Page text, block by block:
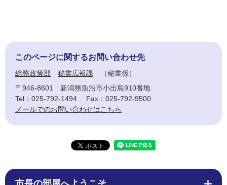
このページに関するお問い合わせ先
総務政策部 秘書広報課
秘書係
〒946-8601
新潟県魚沼市小出島910番地
Tel：025-792-1494
Fax：025-792-9500
メールでのお問い合わせはこちら